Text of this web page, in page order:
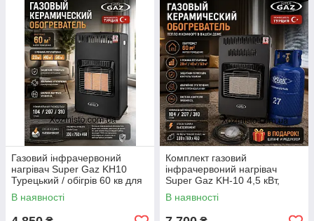
Газовий інфрачервоний
нагрівач Super Gaz KH10
Турецький / обігрів 60 кв для
домашнього використання
В наявності
Комплект газовий
інфрачервоний нагрівач
Super Gaz KH-10 4,5 кВт,
балон 27 л + редуктор +
шланг Туреччина
В наявності